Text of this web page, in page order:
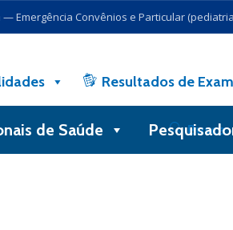
Emergência Convênios e Particular
Resultados de
Busca
de Saúde